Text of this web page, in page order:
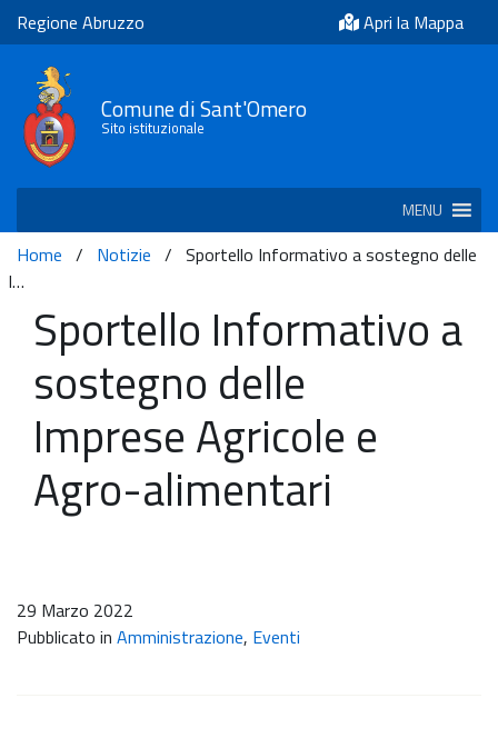
Regione Abruzzo Apri la Mappa
Comune di Sant'Omero
Sito istituzionale
MENU
Home / Notizie / Sportello Informativo a sostegno delle
I…
Sportello Informativo a
sostegno delle
Imprese Agricole e
Agro-alimentari
29 Marzo 2022
Pubblicato in Amministrazione, Eventi